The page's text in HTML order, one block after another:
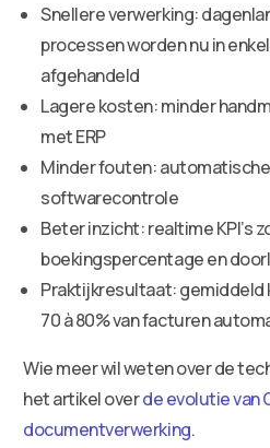
Snellere verwerking:
processen worden nu in
afgehandeld
Lagere kosten: minder
met ERP
Minder fouten:
softwarecontrole
Beter inzicht: realtime KPI’s
boekingspercentage en
Praktijkresultaat: gemiddeld
70 à 80% van facturen
Wie meer wil weten over de
het artikel overde evolutie van
documentverwerking.